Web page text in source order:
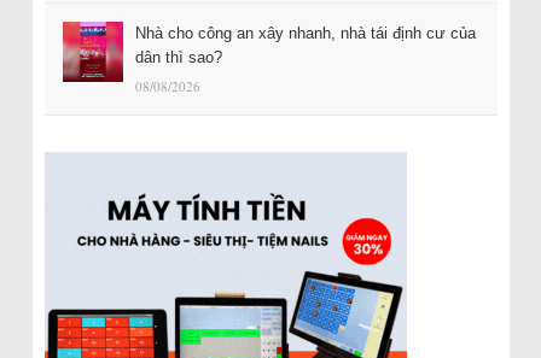
Nhà cho công an xây nhanh, nhà tái định cư của
dân thì sao?
08/08/2026